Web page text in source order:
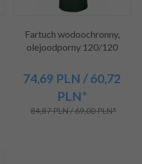
Fartuch wodoochronny,
olejoodporny 120/120
74,69 PLN / 60,72
PLN*
84,87 PLN / 69,00 PLN*